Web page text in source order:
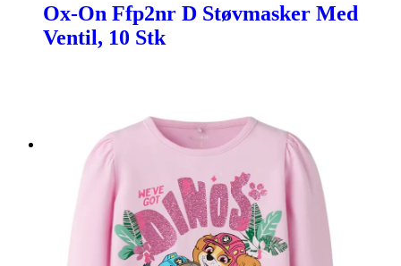
Ox-On Ffp2nr D Støvmasker Med
Ventil, 10 Stk